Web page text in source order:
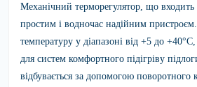
Механічний терморегулятор, що входить
простим і водночас надійним
температуру у діапазоні від +5 до
для систем комфортного підігріву
відбувається за допомогою поворотного